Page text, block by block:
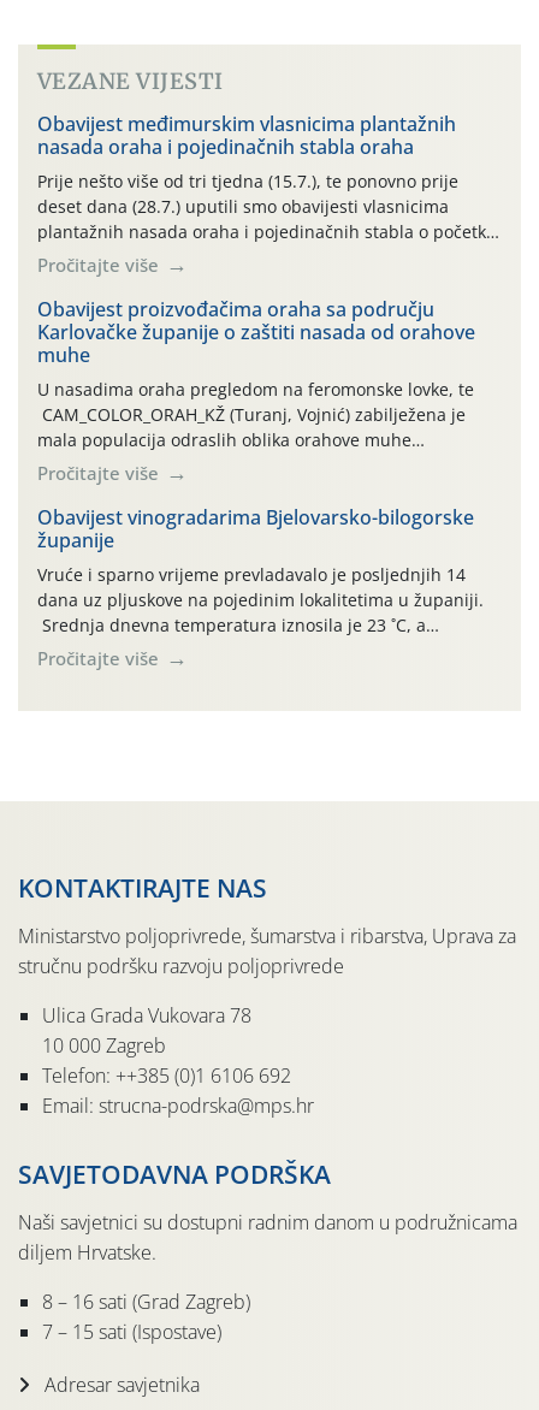
VEZANE VIJESTI
Obavijest međimurskim vlasnicima plantažnih
nasada oraha i pojedinačnih stabla oraha
Prije nešto više od tri tjedna (15.7.), te ponovno prije
deset dana (28.7.) uputili smo obavijesti vlasnicima
plantažnih nasada oraha i pojedinačnih stabla o početku
leta i ovogodišnjoj potrebi usmjerenog suzbijanja
orahove muhe (Rhagoletis completa)! Već dvanaest dana
traje drugi ovogodišnji “toplinski udar”, koji naročito
izražen zadnja šest dana (31.7.-05.8.), jer najviše
temperature zraka svakodnevno […]
Pročitajte više
Obavijest proizvođačima oraha sa području
Karlovačke županije o zaštiti nasada od orahove
muhe
U nasadima oraha pregledom na feromonske lovke, te
CAM_COLOR_ORAH_KŽ (Turanj, Vojnić) zabilježena je
mala populacija odraslih oblika orahove muhe
(Rhagoletis completa). Niska brojnost može se objasniti
činjenicom da je riječ o mladim nasadima s vrlo malim
urodom, što je povezano i s manjim brojem prezimjelih
jedinki. U starijim nasadima, na žutim ljepljivim Rebell
pločama s […]
Pročitajte više
Obavijest vinogradarima Bjelovarsko-bilogorske
županije
Vruće i sparno vrijeme prevladavalo je posljednjih 14
dana uz pljuskove na pojedinim lokalitetima u županiji.
Srednja dnevna temperatura iznosila je 23 ˚C, a
maksimalne su posljednjih dana dosezale do 35 ˚C.
Simptome plamenjače vinove loze (Plasmoparas
Pročitajte više
KONTAKTIRAJTE NAS
Ministarstvo poljoprivrede, šumarstva i ribarstva, Uprava za
stručnu podršku razvoju poljoprivrede
Ulica Grada Vukovara 78
10 000 Zagreb
Telefon: ++385 (0)1 6106 692
Email: strucna-podrska@mps.hr
SAVJETODAVNA PODRŠKA
Naši savjetnici su dostupni radnim danom u podružnicama
diljem Hrvatske.
8 – 16 sati (Grad Zagreb)
7 – 15 sati (Ispostave)
Adresar savjetnika